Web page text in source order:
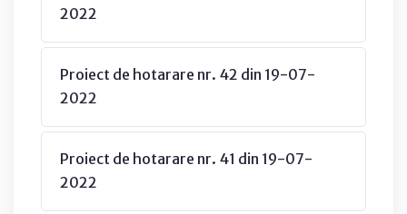
2022
Proiect de hotarare nr. 42 din 19-07-
2022
Proiect de hotarare nr. 41 din 19-07-
2022